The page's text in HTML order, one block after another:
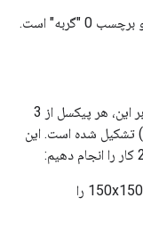
تصاویر خام ما اندازه های مختلفی دارند. علاوه بر این، هر پیکسل از 3
مقدار صحیح بین 0 تا 255 (مقادیر سطح RGB) تشکیل شده است. این
استاندارد کردن به اندازه تصویر ثابت. ما 150x150 را